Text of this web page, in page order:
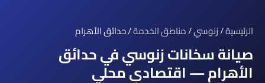
الرئيسية/زنوسي/مناطق الخدمة/ حدائق الأهرام
صيانة سخانات زنوسي في حدائق
الأهرام — اقتصادي محلي